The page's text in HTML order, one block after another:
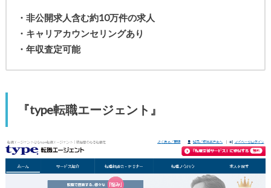
・非公開求人含む約10万件の求人
・キャリアカウンセリングあり
・年収査定可能
『type転職エージェント』